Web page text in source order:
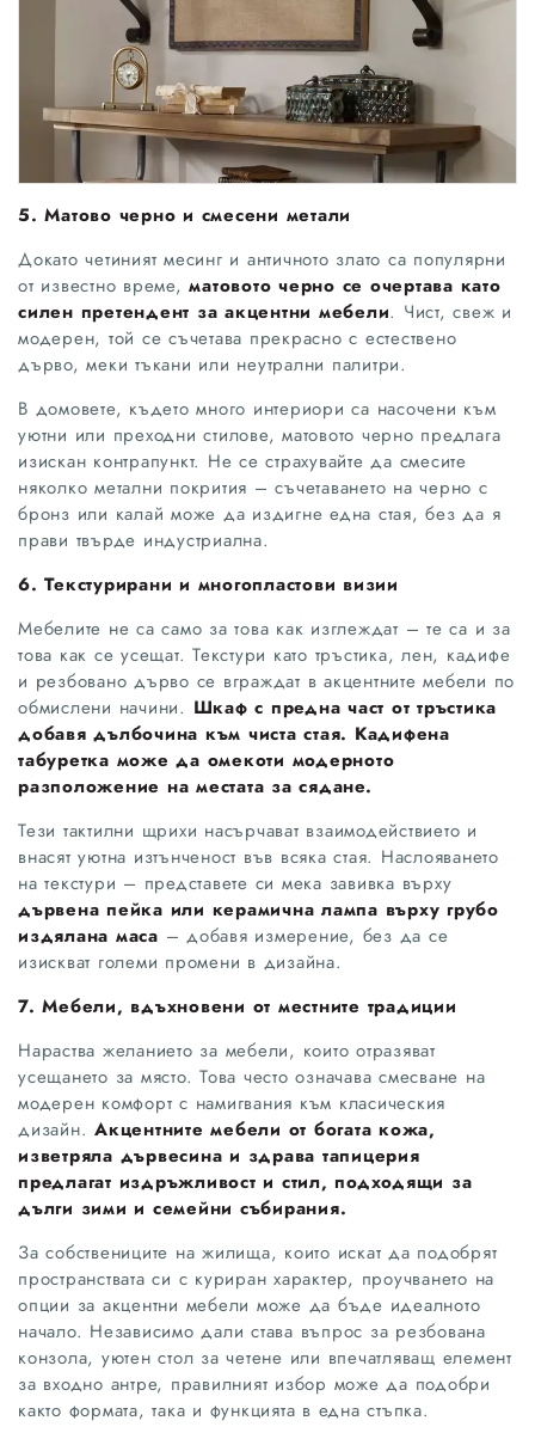
5. Матово черно и смесени метали
Докато четиният месинг и античното злато са популярни
от известно време,матовото черно се очертава като
силен претендент за акцентни мебели. Чист, свеж и
модерен, той се съчетава прекрасно с естествено
дърво, меки тъкани или неутрални палитри.
В домовете, където много интериори са насочени към
уютни или преходни стилове, матовото черно предлага
изискан контрапункт. Не се страхувайте да смесите
няколко метални покрития – съчетаването на черно с
бронз или калай може да издигне една стая, без да я
прави твърде индустриална.
6. Текстурирани и многопластови визии
Мебелите не са само за това как изглеждат – те са и за
това как се усещат. Текстури като тръстика, лен, кадифе
и резбовано дърво се вграждат в акцентните мебели по
обмислени начини. Шкаф с предна част от тръстика
добавя дълбочина към чиста стая. Кадифена
табуретка може да омекоти модерното
разположение на местата за сядане.
Тези тактилни щрихи насърчават взаимодействието и
внасят уютна изтънченост във всяка стая. Наслояването
на текстури – представете си мека завивка върху
дървена пейка или керамична лампа върху грубо
издялана маса – добавя измерение, без да се
изискват големи промени в дизайна.
7. Мебели, вдъхновени от местните традиции
Нараства желанието за мебели, които отразяват
усещането за място. Това често означава смесване на
модерен комфорт с намигвания към класическия
дизайн. Акцентните мебели от богата кожа,
изветряла дървесина и здрава тапицерия
предлагат издръжливост и стил, подходящи за
дълги зими и семейни събирания.
За собствениците на жилища, които искат да подобрят
пространствата си с куриран характер, проучването на
опции за акцентни мебели може да бъде идеалното
начало. Независимо дали става въпрос за резбована
конзола, уютен стол за четене или впечатляващ елемент
за входно антре, правилният избор може да подобри
както формата, така и функцията в една стъпка.